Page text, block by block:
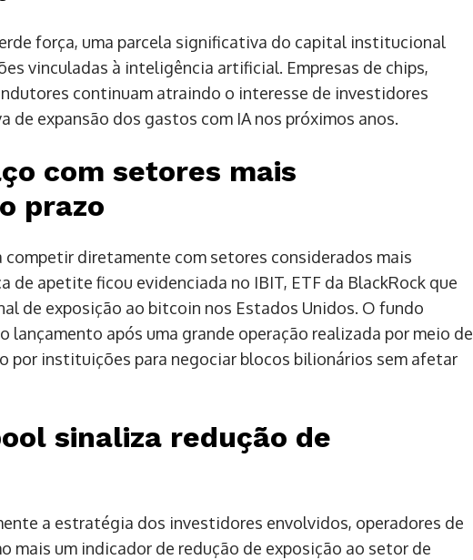
força, uma parcela significativa do capital institucional
vinculadas à inteligência artificial. Empresas de chips,
continuam atraindo o interesse de investidores
expansão dos gastos com IA nos próximos anos.
com setores mais
prazo
competir diretamente com setores considerados mais
de apetite ficou evidenciada no IBIT, ETF da BlackRock que
de exposição ao bitcoin nos Estados Unidos. O fundo
lançamento após uma grande operação realizada por meio de
instituições para negociar blocos bilionários sem afetar
sinaliza redução de
a estratégia dos investidores envolvidos, operadores de
mais um indicador de redução de exposição ao setor de